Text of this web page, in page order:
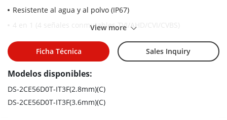
Resistente al agua y al polvo (IP67)
4 en 1 (4 señales conmutables TVI/AHD/CVI/CVBS)
View more
Ficha Técnica Sales Inquiry
Modelos disponibles:
DS-2CE56D0T-IT3F(2.8mm)(C)
DS-2CE56D0T-IT3F(3.6mm)(C)